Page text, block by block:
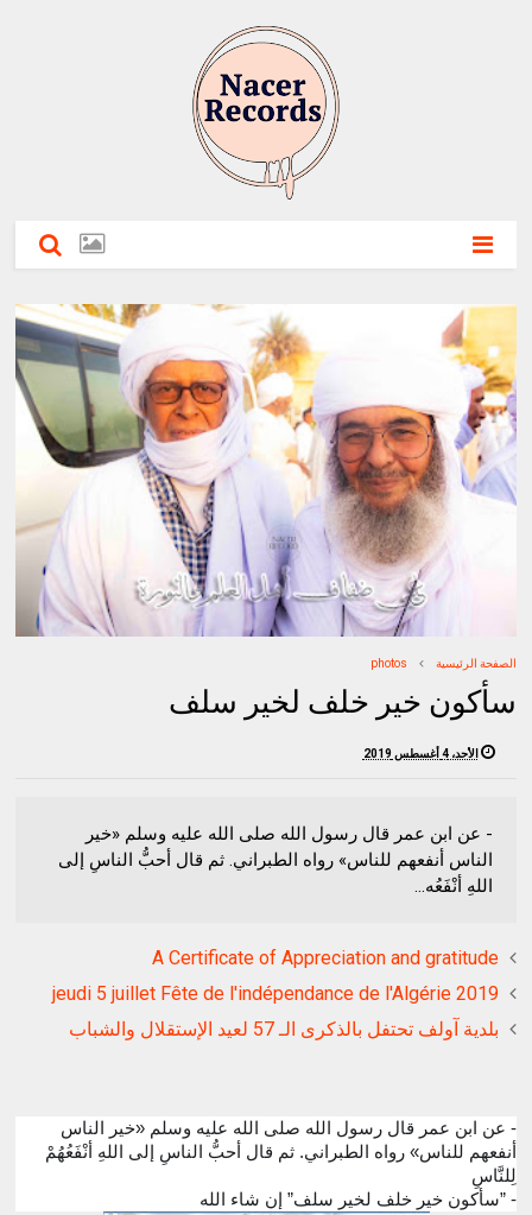
الصفحة الرئيسية photos
سأكون خير خلف لخير سلف
الأحد، 4 أغسطس 2019
- عن ابن عمر قال رسول الله صلى الله عليه وسلم «خير
الناس أنفعهم للناس» رواه الطبراني. ثم قال أحبُّ الناسِ إلى
اللهِ أنْفَعُه...
A Certificate of Appreciation and gratitude
jeudi 5 juillet Fête de l'indépendance de l'Algérie 2019
بلدية آولف تحتفل بالذكرى الـ 57 لعيد الإستقلال والشباب️
- عن ابن عمر قال رسول الله صلى الله عليه وسلم «خير الناس
أنفعهم للناس» رواه الطبراني. ثم قال أحبُّ الناسِ إلى اللهِ أنْفَعُهُمْ
لِلنَّاسِ
- ”سأكون خير خلف لخير سلف” إن شاء الله